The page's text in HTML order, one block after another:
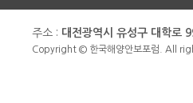
주소 : 대전광역시 유성구 대학로
Copyright © 한국해양안보포럼. All